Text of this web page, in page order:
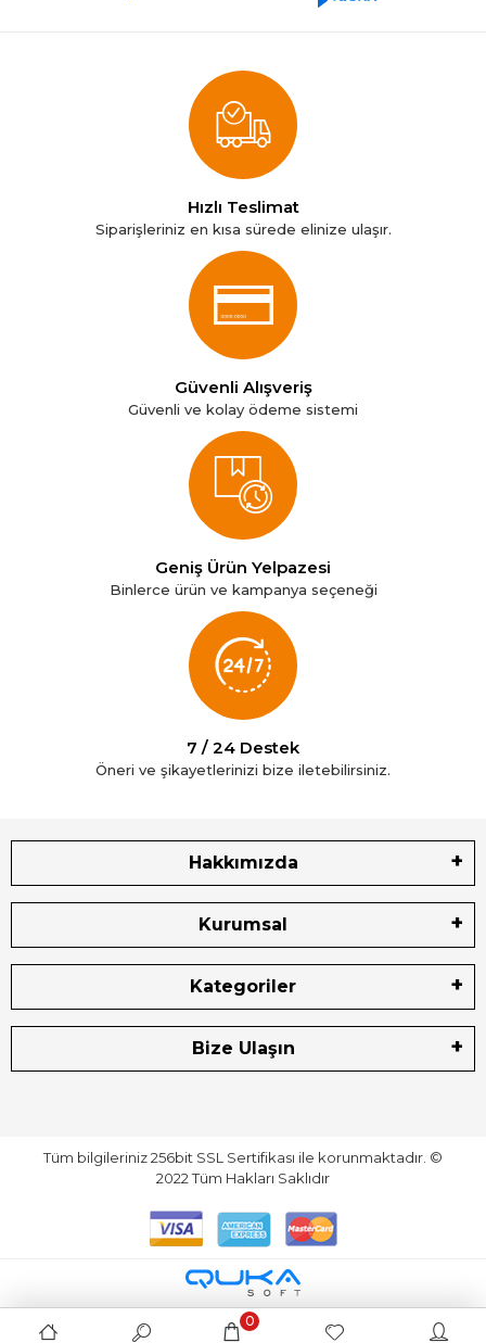
Hızlı Teslimat
Siparişleriniz en kısa sürede elinize ulaşır.
Güvenli Alışveriş
Güvenli ve kolay ödeme sistemi
Geniş Ürün Yelpazesi
Binlerce ürün ve kampanya seçeneği
7 / 24 Destek
Öneri ve şikayetlerinizi bize iletebilirsiniz.
Hakkımızda
Kurumsal
Kategoriler
Bize Ulaşın
Tüm bilgileriniz 256bit SSL Sertifikası ile korunmaktadır. ©
2022Tüm Hakları Saklıdır
0